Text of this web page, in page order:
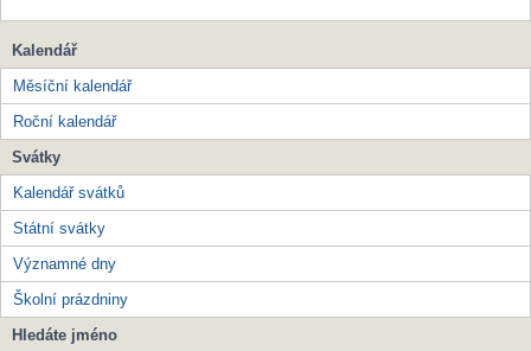
Kalendář
Měsíční kalendář
Roční kalendář
Svátky
Kalendář svátků
Státní svátky
Významné dny
Školní prázdniny
Hledáte jméno